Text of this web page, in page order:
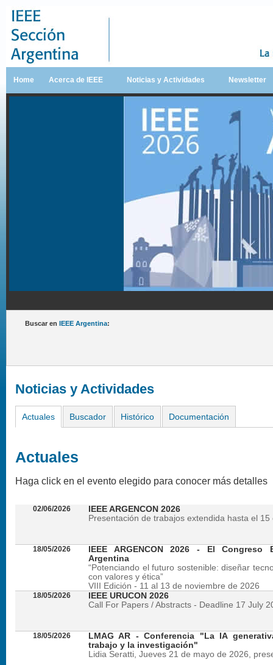
Home Acerca de IEEE Noticias y Actividades Newsletter
Buscar en IEEE Argentina:
Noticias y Actividades
Actuales Buscador Histórico Documentación
Actuales
Haga click en el evento elegido para conocer más detalles
02/06/2026
IEEE ARGENCON 2026
Presentación de trabajos extendida hasta el 15
18/05/2026
IEEE ARGENCON 2026 - El
Argentina
“Potenciando el futuro sostenible: diseñar
con valores y ética”
VIII Edición - 11 al 13 de noviembre de 2026
18/05/2026
IEEE URUCON 2026
Call For Papers / Abstracts - Deadline 17 July
18/05/2026
LMAG AR - Conferencia "La IA
trabajo y la investigación"
Lidia Seratti, Jueves 21 de mayo de 2026,